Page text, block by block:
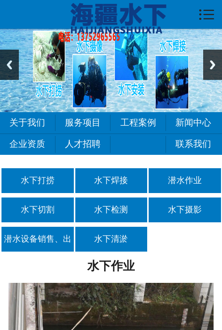
首页
关于我们
服务项目
新闻中心
工程案例
常见问题

关于我们 服务项目 工程案例 新闻中心
企业资质 人才招聘 联系我们
水下打捞 水下焊接 潜水作业
水下切割 水下检测 水下摄影
潜水设备销售、出 水下清淤
水下作业